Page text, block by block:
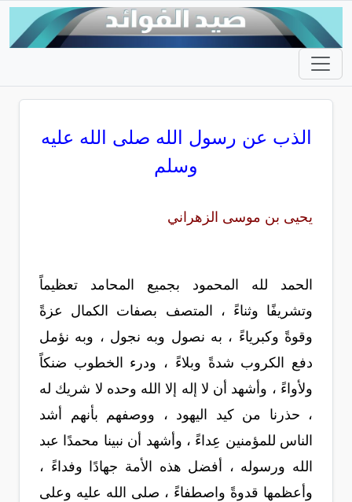
الذب عن رسول الله صلى الله عليه
وسلم
يحيى بن موسى الزهراني
الحمد لله المحمود بجميع المحامد تعظيماً
وتشريفًا وثناءً ، المتصف بصفات الكمال عزةً
وقوةً وكبرياءً ، به نصول وبه نجول ، وبه نؤمل
دفع الكروب شدةً وبلاءً ، ودرء الخطوب ضنكاً
ولأواءً ، وأشهد أن لا إله إلا الله وحده لا شريك له
، حذرنا من كيد اليهود ، ووصفهم بأنهم أشد
الناس للمؤمنين عِداءً ، وأشهد أن نبينا محمدًا عبد
الله ورسوله ، أفضل هذه الأمة جهادًا وفداءً ،
وأعظمها قدوةً واصطفاءً ، صلى الله عليه وعلى